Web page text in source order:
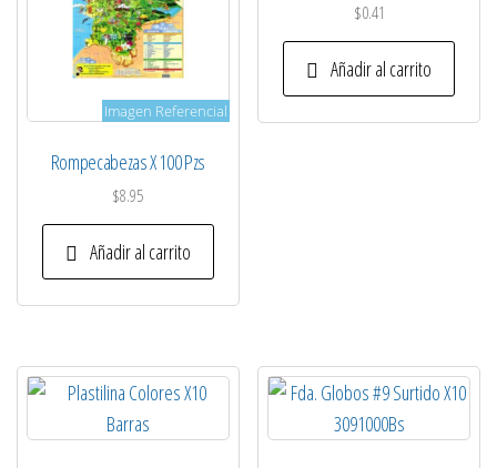
Imagen Referencial
Rompecabezas X 100 Pzs
$8.95
Añadir al carrito
$0.41
Añadir al carrito